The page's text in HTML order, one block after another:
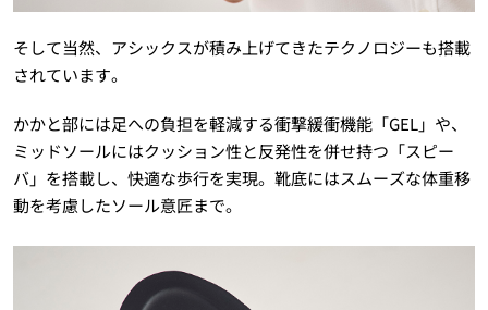
そして当然、アシックスが積み上げてきたテクノロジーも搭載
されています。
かかと部には足への負担を軽減する衝撃緩衝機能「GEL」や、
ミッドソールにはクッション性と反発性を併せ持つ「スピー
バ」を搭載し、快適な歩行を実現。靴底にはスムーズな体重移
動を考慮したソール意匠まで。